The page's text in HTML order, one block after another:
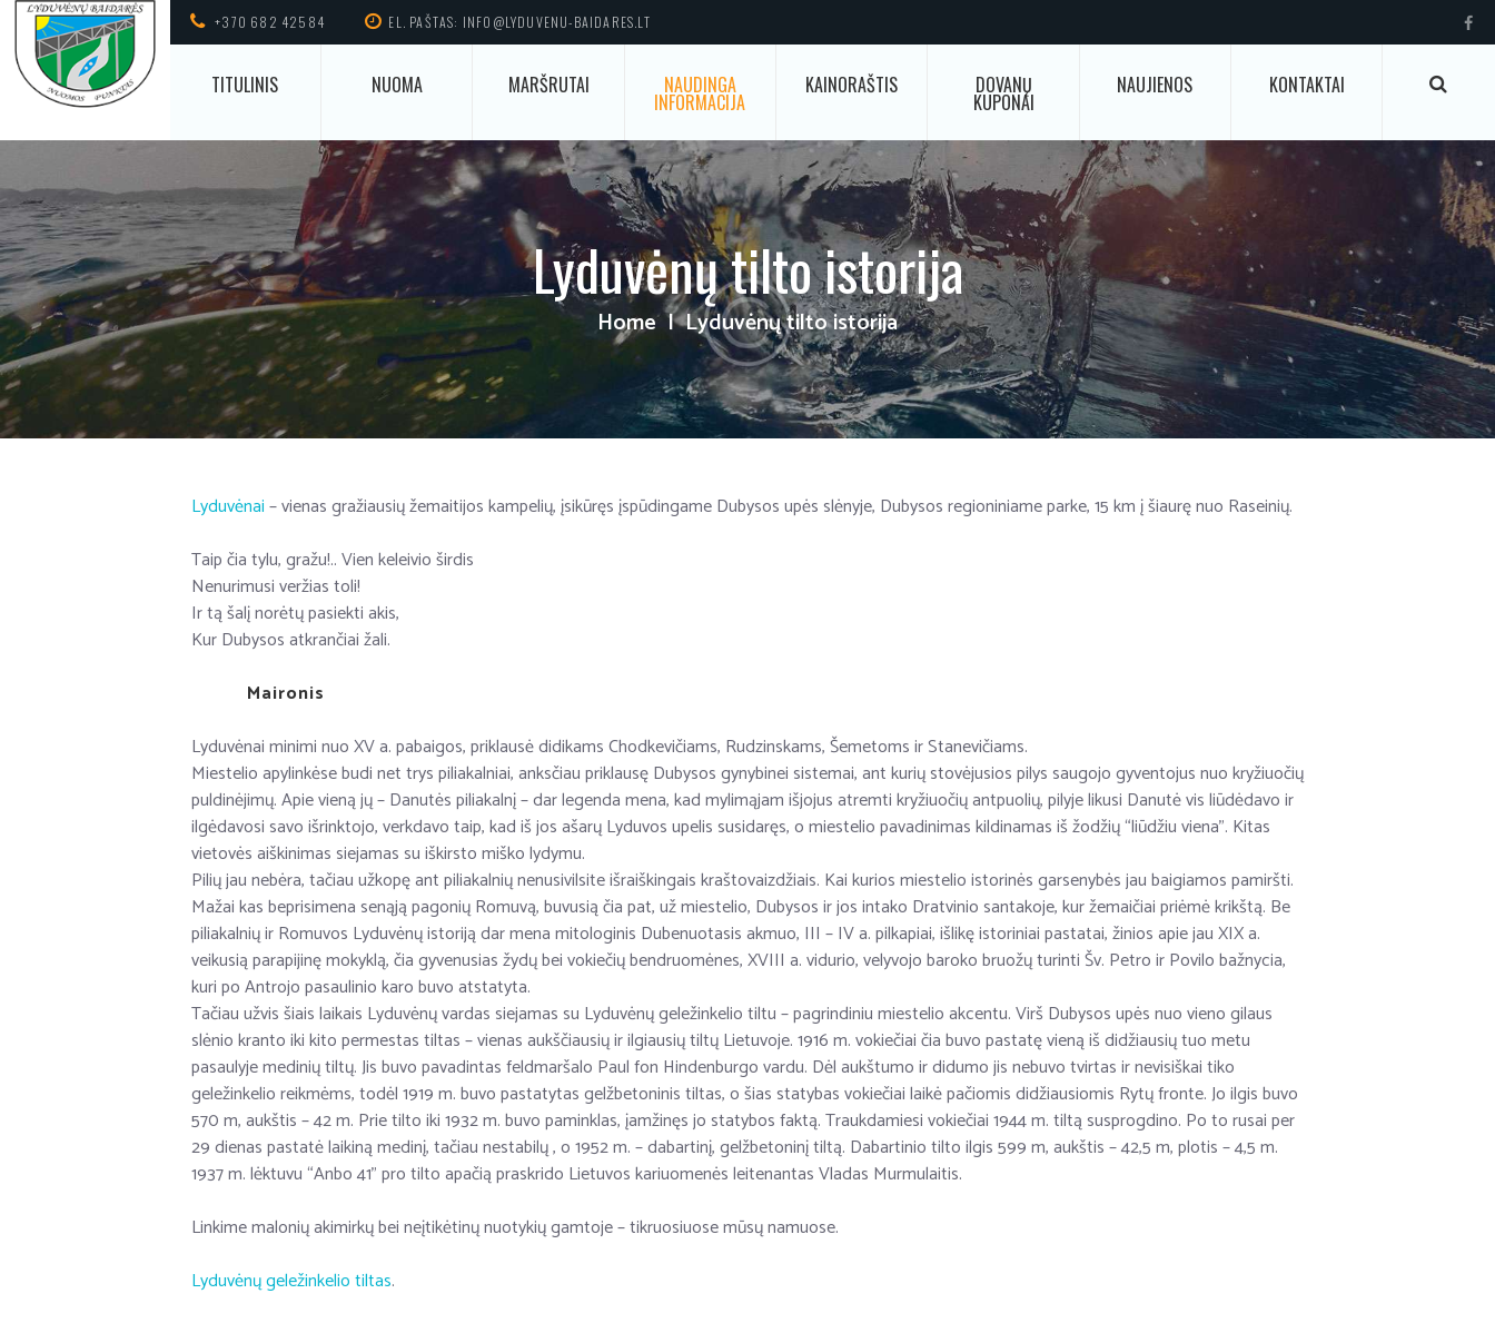
+370 682 42584 EL. PAŠTAS: INFO@LYDUVENU-BAIDARES.LT
TITULINIS NUOMA MARŠRUTAI NAUDINGA
INFORMACIJA
KAINORAŠTIS DOVANŲ
KUPONAI
NAUJIENOS KONTAKTAI
Lyduvėnų tilto istorija
Home Lyduvėnų tilto istorija
Lyduvėnai– vienas gražiausių žemaitijos kampelių, įsikūręs įspūdingame Dubysos upės slėnyje, Dubysos regioniniame parke, 15 km į šiaurę nuo Raseinių.
Taip čia tylu, gražu!.. Vien keleivio širdis
Nenurimusi veržias toli!
Ir tą šalį norėtų pasiekti akis,
Kur Dubysos atkrančiai žali.
Maironis
Lyduvėnai minimi nuo XV a. pabaigos, priklausė didikams Chodkevičiams, Rudzinskams, Šemetoms ir Stanevičiams.
Miestelio apylinkėse budi net trys piliakalniai, anksčiau priklausę Dubysos gynybinei sistemai, ant kurių stovėjusios pilys saugojo gyventojus nuo kryžiuočių
puldinėjimų. Apie vieną jų – Danutės piliakalnį – dar legenda mena, kad mylimąjam išjojus atremti kryžiuočių antpuolių, pilyje likusi Danutė vis liūdėdavo ir
ilgėdavosi savo išrinktojo, verkdavo taip, kad iš jos ašarų Lyduvos upelis susidaręs, o miestelio pavadinimas kildinamas iš žodžių “liūdžiu viena”. Kitas
vietovės aiškinimas siejamas su iškirsto miško lydymu.
Pilių jau nebėra, tačiau užkopę ant piliakalnių nenusivilsite išraiškingais kraštovaizdžiais. Kai kurios miestelio istorinės garsenybės jau baigiamos pamiršti.
Mažai kas beprisimena senąją pagonių Romuvą, buvusią čia pat, už miestelio, Dubysos ir jos intako Dratvinio santakoje, kur žemaičiai priėmė krikštą. Be
piliakalnių ir Romuvos Lyduvėnų istoriją dar mena mitologinis Dubenuotasis akmuo, III – IV a. pilkapiai, išlikę istoriniai pastatai, žinios apie jau XIX a.
veikusią parapijinę mokyklą, čia gyvenusias žydų bei vokiečių bendruomėnes, XVIII a. vidurio, velyvojo baroko bruožų turinti Šv. Petro ir Povilo bažnycia,
kuri po Antrojo pasaulinio karo buvo atstatyta.
Tačiau užvis šiais laikais Lyduvėnų vardas siejamas su Lyduvėnų geležinkelio tiltu – pagrindiniu miestelio akcentu. Virš Dubysos upės nuo vieno gilaus
slėnio kranto iki kito permestas tiltas – vienas aukščiausių ir ilgiausių tiltų Lietuvoje. 1916 m. vokiečiai čia buvo pastatę vieną iš didžiausių tuo metu
pasaulyje medinių tiltų. Jis buvo pavadintas feldmaršalo Paul fon Hindenburgo vardu. Dėl aukštumo ir didumo jis nebuvo tvirtas ir nevisiškai tiko
geležinkelio reikmėms, todėl 1919 m. buvo pastatytas gelžbetoninis tiltas, o šias statybas vokiečiai laikė pačiomis didžiausiomis Rytų fronte. Jo ilgis buvo
570 m, aukštis – 42 m. Prie tilto iki 1932 m. buvo paminklas, įamžinęs jo statybos faktą. Traukdamiesi vokiečiai 1944 m. tiltą susprogdino. Po to rusai per
29 dienas pastatė laikiną medinį, tačiau nestabilų , o 1952 m. – dabartinį, gelžbetoninį tiltą. Dabartinio tilto ilgis 599 m, aukštis – 42,5 m, plotis – 4,5 m.
1937 m. lėktuvu “Anbo 41” pro tilto apačią praskrido Lietuvos kariuomenės leitenantas Vladas Murmulaitis.
Linkime malonių akimirkų bei neįtikėtinų nuotykių gamtoje – tikruosiuose mūsų namuose.
Lyduvėnų geležinkelio tiltas.